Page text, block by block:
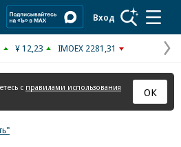
Вход
¥ 12,23 IMOEX 2281,31
с правилами использования
ОК